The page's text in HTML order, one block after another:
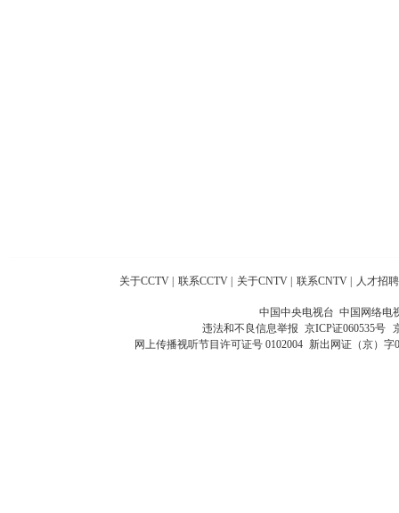
关于CCTV 联系CCTV 关于CNTV 联系CNTV 人才招聘
中国中央电视台 中国网络电
违法和不良信息举报 京ICP证060535号
网上传播视听节目许可证号 0102004 新出网证（京）